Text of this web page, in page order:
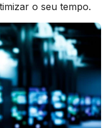
o seu tempo.